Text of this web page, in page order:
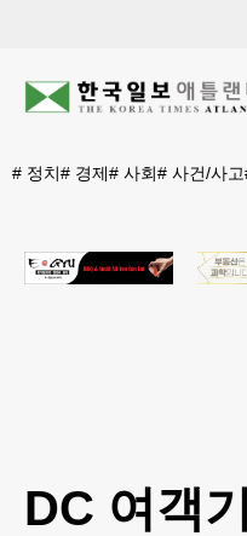
# 정치# 경제# 사회# 사건/사고
DC 여객